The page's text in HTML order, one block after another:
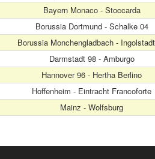
Bayern Monaco - Stoccarda
Borussia Dortmund - Schalke 04
Borussia Monchengladbach -
Darmstadt 98 - Amburgo
Hannover 96 - Hertha Berlino
Hoffenheim - Eintracht Francoforte
Mainz - Wolfsburg